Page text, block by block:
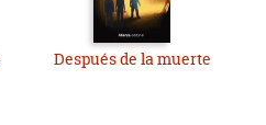
Después de la muerte